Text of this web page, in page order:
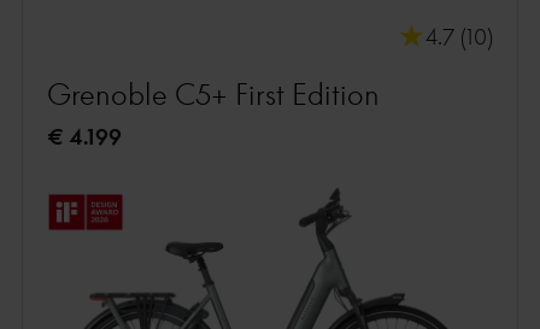
4.7 (10)
Grenoble C5+ First Edition
€ 4.199